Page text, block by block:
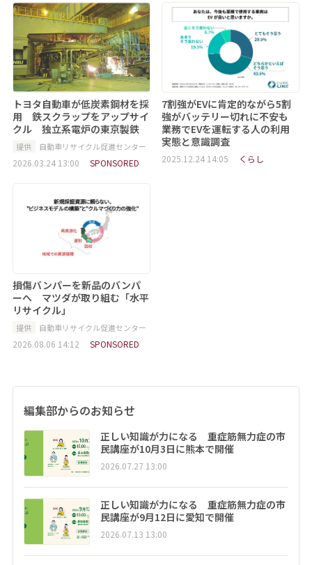
トヨタ自動車が低炭素鋼材を採
用 鉄スクラップをアップサイ
クル 独立系電炉の東京製鉄
提供 自動車リサイクル促進センター
2026.03.24 13:00 SPONSORED
7割強がEVに肯定的ながら5割
強がバッテリー切れに不安も
業務でEVを運転する人の利用
実態と意識調査
2025.12.24 14:05 くらし
損傷バンパーを新品のバンパ
ーへ マツダが取り組む「水平
リサイクル」
提供 自動車リサイクル促進センター
2026.08.06 14:12 SPONSORED
編集部からのお知らせ
正しい知識が力になる 重症筋無力症の市
民講座が10月3日に熊本で開催
2026.07.27 13:00
正しい知識が力になる 重症筋無力症の市
民講座が9月12日に愛知で開催
2026.07.13 13:00